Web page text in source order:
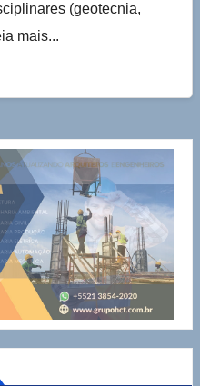
(geotecnia,
mais...